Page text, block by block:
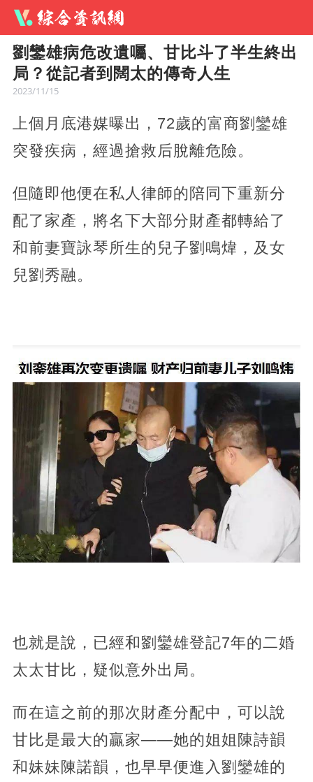
劉鑾雄病危改遺囑、甘比斗了半生終出
局？從記者到闊太的傳奇人生
2023/11/15
上個月底港媒曝出，72歲的富商劉鑾雄
突發疾病，經過搶救后脫離危險。
但隨即他便在私人律師的陪同下重新分
配了家產，將名下大部分財產都轉給了
和前妻寶詠琴所生的兒子劉鳴煒，及女
兒劉秀融。
也就是說，已經和劉鑾雄登記7年的二婚
太太甘比，疑似意外出局。
而在這之前的那次財產分配中，可以說
甘比是最大的贏家——她的姐姐陳詩韻
和妹妹陳諾韻，也早早便進入劉鑾雄的